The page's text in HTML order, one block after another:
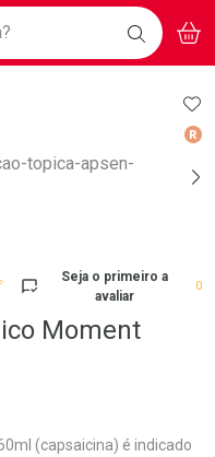
Exclusivas!
BAIXE
O APP
BUSCAR
Seja o primeiro a
avaliar
0
Moment
(capsaicina) é indicado